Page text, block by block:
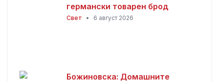
германски товарен брод
Свет • 6 август 2026
Божиновска: Домашните